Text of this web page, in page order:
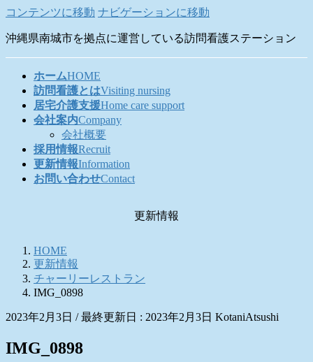
コンテンツに移動 ナビゲーションに移動
沖縄県南城市を拠点に運営している訪問看護ステーション
ホームHOME
訪問看護とはVisiting nursing
居宅介護支援Home care support
会社案内Company
会社概要
採用情報Recruit
更新情報Information
お問い合わせContact
更新情報
HOME
更新情報
チャーリーレストラン
IMG_0898
2023年2月3日 / 最終更新日 : 2023年2月3日 KotaniAtsushi
IMG_0898